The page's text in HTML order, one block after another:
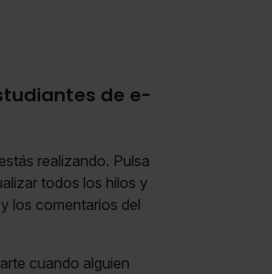
de e-
realizando. Pulsa
todos los hilos y
los comentarios del
cuando alguien